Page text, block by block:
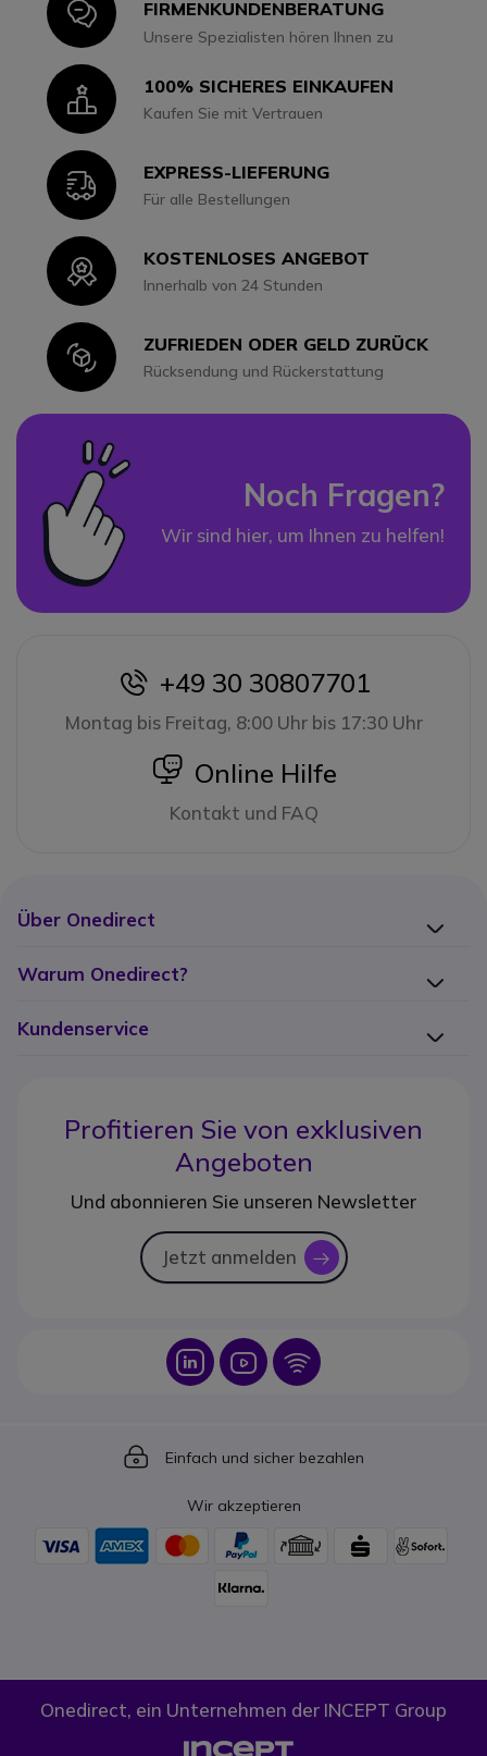
IconFIRMENKUNDENBERATUNG
Unsere Spezialisten hören Ihnen zu
Icon100% SICHERES EINKAUFEN
Kaufen Sie mit Vertrauen
IconEXPRESS-LIEFERUNG
Für alle Bestellungen
IconKOSTENLOSES ANGEBOT
Innerhalb von 24 Stunden
IconZUFRIEDEN ODER GELD ZURÜCK
Rücksendung und Rückerstattung
Noch Fragen?
Wir sind hier, um Ihnen zu helfen!
icon
+49 30 30807701
Montag bis Freitag, 8:00 Uhr bis 17:30 Uhr
icon
Online Hilfe
Kontakt und FAQ
Über Onedirect
Warum Onedirect?
Kundenservice
Profitieren Sie von exklusiven
Angeboten
Und abonnieren Sie unseren Newsletter
Jetzt anmelden icon
Icon Icon Icon
Icon
Einfach und sicher bezahlen
Wir akzeptieren
Onedirect, ein Unternehmen der INCEPT Group